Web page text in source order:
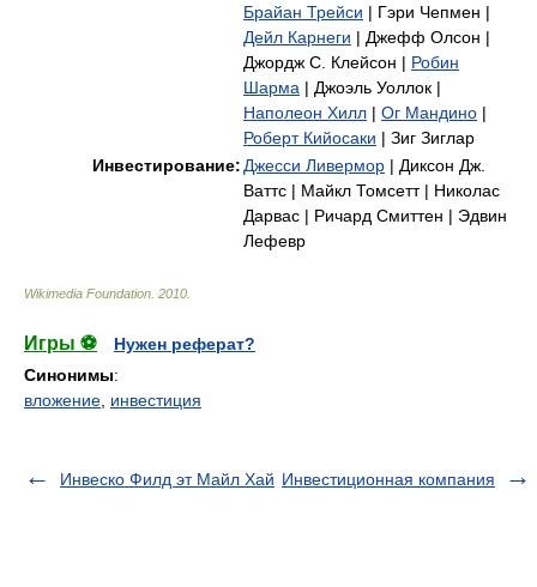
Брайан Трейси | Гэри Чепмен |
Дейл Карнеги | Джефф Олсон |
Джордж С. Клейсон | Робин
Шарма | Джоэль Уоллок |
Наполеон Хилл | Ог Мандино |
Роберт Кийосаки | Зиг Зиглар
Инвестирование: Джесси Ливермор | Диксон Дж.
Ваттс | Майкл Томсетт | Николас
Дарвас | Ричард Смиттен | Эдвин
Лефевр
Wikimedia Foundation 2010
Игры ⚽
Нужен реферат?
Синонимы:
вложение инвестиция
Инвеско Филд эт Майл Хай Инвестиционная компания